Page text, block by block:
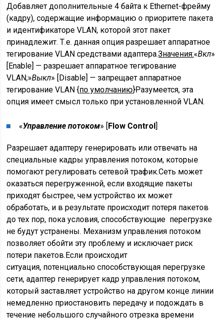
Добавляет дополнительные 4 байта к Ethernet-фрейму
(кадру), содержащие информацию о приоритете пакета
и идентификаторе VLAN, которой этот пакет
принадлежит. Т.е. данная опция разрешает аппаратное
тегирование VLAN средствами адаптера.Значения:«Вкл»
[Enable] — разрешает аппаратное тегирование
VLAN;»Выкл» [Disable] — запрещает аппаратное
тегирование VLAN {по умолчанию}Разумеется, эта
опция имеет смысл только при установленной VLAN.
«Управление потоком» [Flow Control]
Разрешает адаптеру генерировать или отвечать на
специальные кадры управления потоком, которые
помогают регулировать сетевой трафик.Сеть может
оказаться перегруженной, если входящие пакеты
приходят быстрее, чем устройство их может
обработать, и в результате происходит потеря пакетов
до тех пор, пока условия, способствующие перегрузке
не будут устранены. Механизм управления потоком
позволяет обойти эту проблему и исключает риск
потери пакетов.Если происходит
ситуация, потенциально способствующая перегрузке
сети, адаптер генерирует кадр управления потоком,
который заставляет устройство на другом конце линии
немедленно приостановить передачу и подождать в
течение небольшого случайного отрезка времени